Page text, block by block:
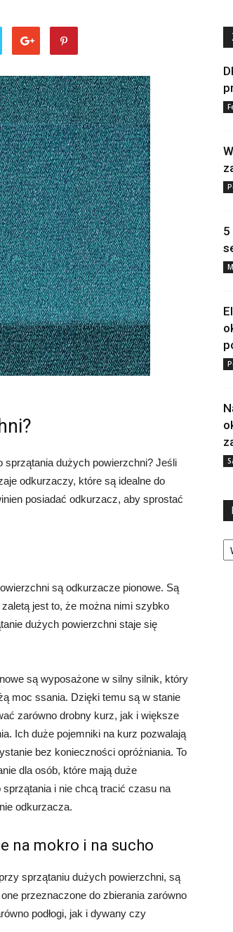
sprzątania dużych powierzchni? Jeśli
odkurzaczy, które są idealne do
posiadać odkurzacz, aby sprostać
są odkurzacze pionowe. Są
jest to, że można nimi szybko
dużych powierzchni staje się
są wyposażone w silny silnik, który
moc ssania. Dzięki temu są w stanie
zarówno drobny kurz, jak i większe
Ich duże pojemniki na kurz pozwalają
bez konieczności opróżniania. To
dla osób, które mają duże
sprzątania i nie chcą tracić czasu na
odkurzacza.
na mokro i na sucho
sprzątaniu dużych powierzchni, są
przeznaczone do zbierania zarówno
podłogi, jak i dywany czy
5